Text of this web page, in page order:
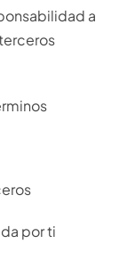
a
por ti